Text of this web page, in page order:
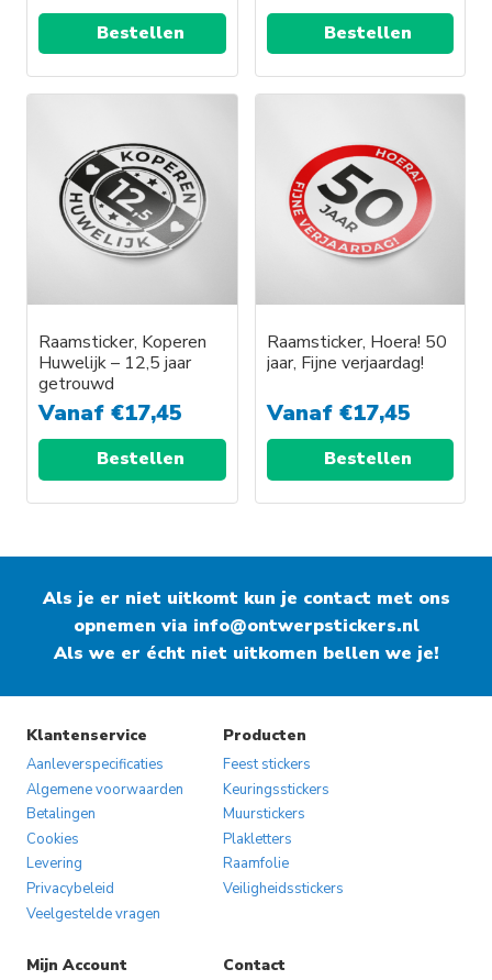
Bestellen
Dit
heeft
meerdere
variaties.
Deze
optie
gekozen
worden
op
productpagina
Bestellen
Dit
heeft
meerdere
variaties.
Deze
optie
gekozen
worden
op
productpagina
Raamsticker, Koperen
Huwelijk – 12,5 jaar
getrouwd
Vanaf €17,45
Bestellen
Raamsticker, Hoera! 50
jaar, Fijne verjaardag!
Vanaf €17,45
Bestellen
meerdere
variaties.
Deze
Als je er niet uitkomt kun je contact met ons
opnemen via info@ontwerpstickers.nl
Als we er écht niet uitkomen bellen we je!
Klantenservice
Aanleverspecificaties
Algemene voorwaarden
Betalingen
Cookies
Levering
Privacybeleid
Veelgestelde vragen
Producten
Feest stickers
Keuringsstickers
Muurstickers
Plakletters
Raamfolie
Veiligheidsstickers
Mijn Account Contact